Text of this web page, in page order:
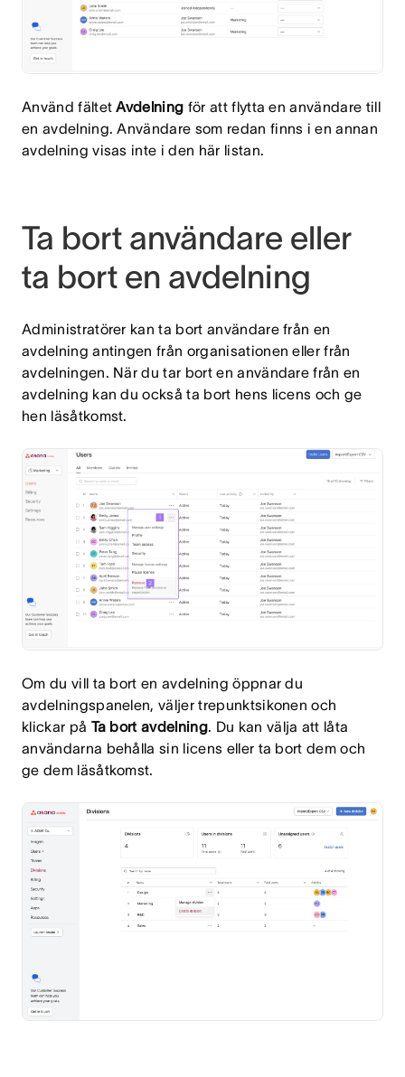
Använd fältet Avdelning för att flytta en användare till
en avdelning. Användare som redan finns i en annan
avdelning visas inte i den här listan.
Ta bort användare eller
ta bort en avdelning
Administratörer kan ta bort användare från en
avdelning antingen från organisationen eller från
avdelningen. När du tar bort en användare från en
avdelning kan du också ta bort hens licens och ge
hen läsåtkomst.
Om du vill ta bort en avdelning öppnar du
avdelningspanelen, väljer trepunktsikonen och
klickar på Ta bort avdelning. Du kan välja att låta
användarna behålla sin licens eller ta bort dem och
ge dem läsåtkomst.